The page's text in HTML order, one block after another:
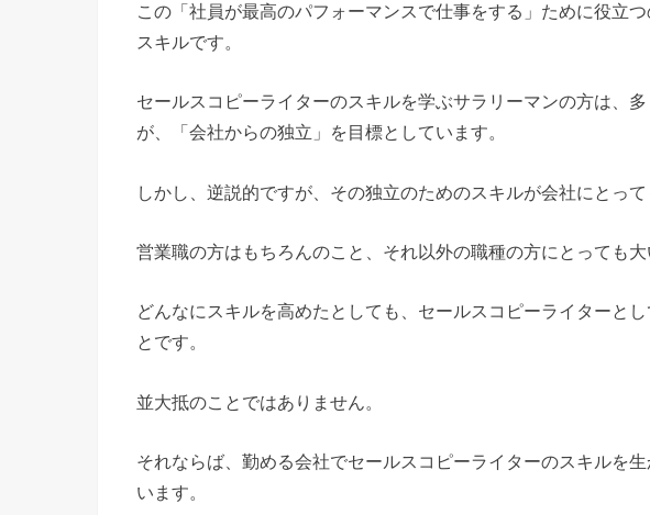
この「社員が最高のパフォーマンスで仕事をする」ために役立
スキルです。
セールスコピーライターのスキルを学ぶサラリーマンの方は、
が、「会社からの独立」を目標としています。
しかし、逆説的ですが、その独立のためのスキルが会社にとって
営業職の方はもちろんのこと、それ以外の職種の方にとっても大
どんなにスキルを高めたとしても、セールスコピーライターと
とです。
並大抵のことではありません。
それならば、勤める会社でセールスコピーライターのスキルを
います。